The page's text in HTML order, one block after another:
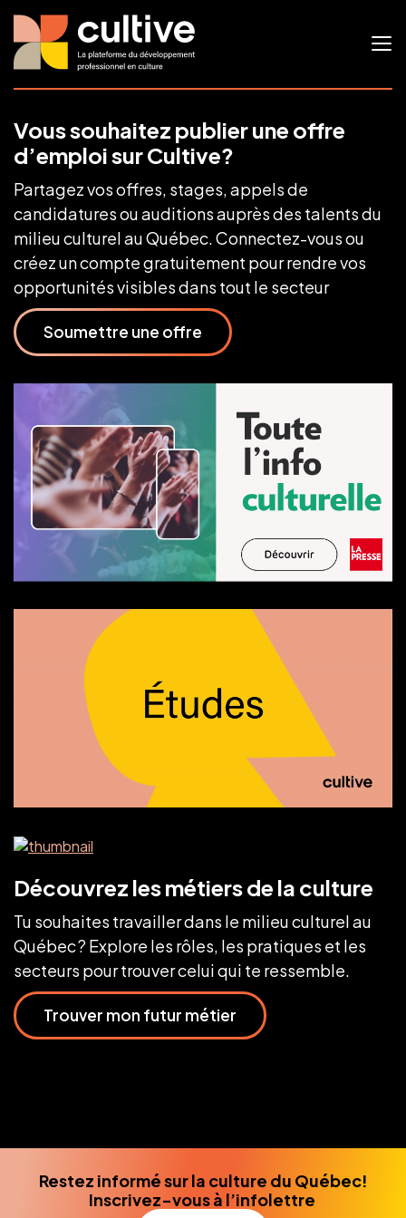
Vous souhaitez publier une offre
d’emploi sur Cultive?
Partagez vos offres, stages, appels de
candidatures ou auditions auprès des talents du
milieu culturel au Québec. Connectez-vous ou
créez un compte gratuitement pour rendre vos
opportunités visibles dans tout le secteur
Soumettre une offre
Découvrez les métiers de la culture
Tu souhaites travailler dans le milieu culturel au
Québec ? Explore les rôles, les pratiques et les
secteurs pour trouver celui qui te ressemble.
Trouver mon futur métier
Restez informé sur la culture du Québec!
Inscrivez-vous à l’infolettre